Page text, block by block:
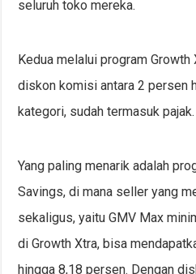
seluruh toko mereka.
Kedua melalui program Growth
diskon komisi antara 2 persen
kategori, sudah termasuk pajak.
Yang paling menarik adalah
Savings, di mana seller yang
sekaligus, yaitu GMV Max
di Growth Xtra, bisa
hingga 8,18 persen. Dengan